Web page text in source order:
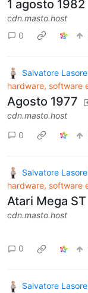
1 agosto 1982
cdn.masto.host
0
Salvatore
hardware, software
Agosto 1977
cdn.masto.host
0
Salvatore
hardware, software
Atari Mega
cdn.masto.host
0
Salvatore